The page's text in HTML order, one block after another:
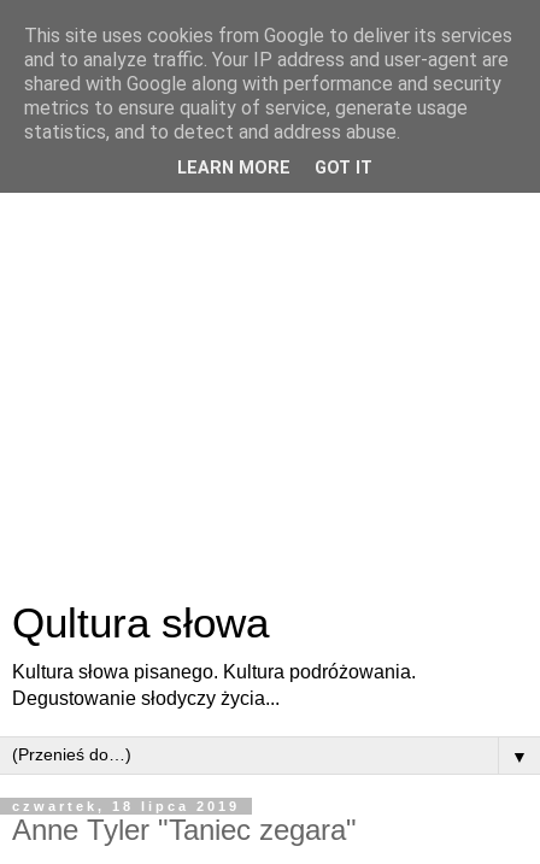
Qultura słowa
Kultura słowa pisanego. Kultura podróżowania.
Degustowanie słodyczy życia...
▼
czwartek, 18 lipca 2019
Anne Tyler "Taniec zegara"
This site uses cookies from Google to deliver its services
and to analyze traffic. Your IP address and user-agent are
shared with Google along with performance and security
metrics to ensure quality of service, generate usage
statistics, and to detect and address abuse.
LEARN MORE GOT IT